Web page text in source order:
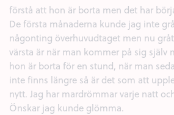
förstå att hon är borta men det har
De första månaderna kunde jag inte
någonting överhuvudtaget men nu
värsta är när man kommer på sig själv
hon är borta för en stund, när man
inte finns längre så är det som att
nytt. Jag har mardrömmar varje natt
Önskar jag kunde glömma.